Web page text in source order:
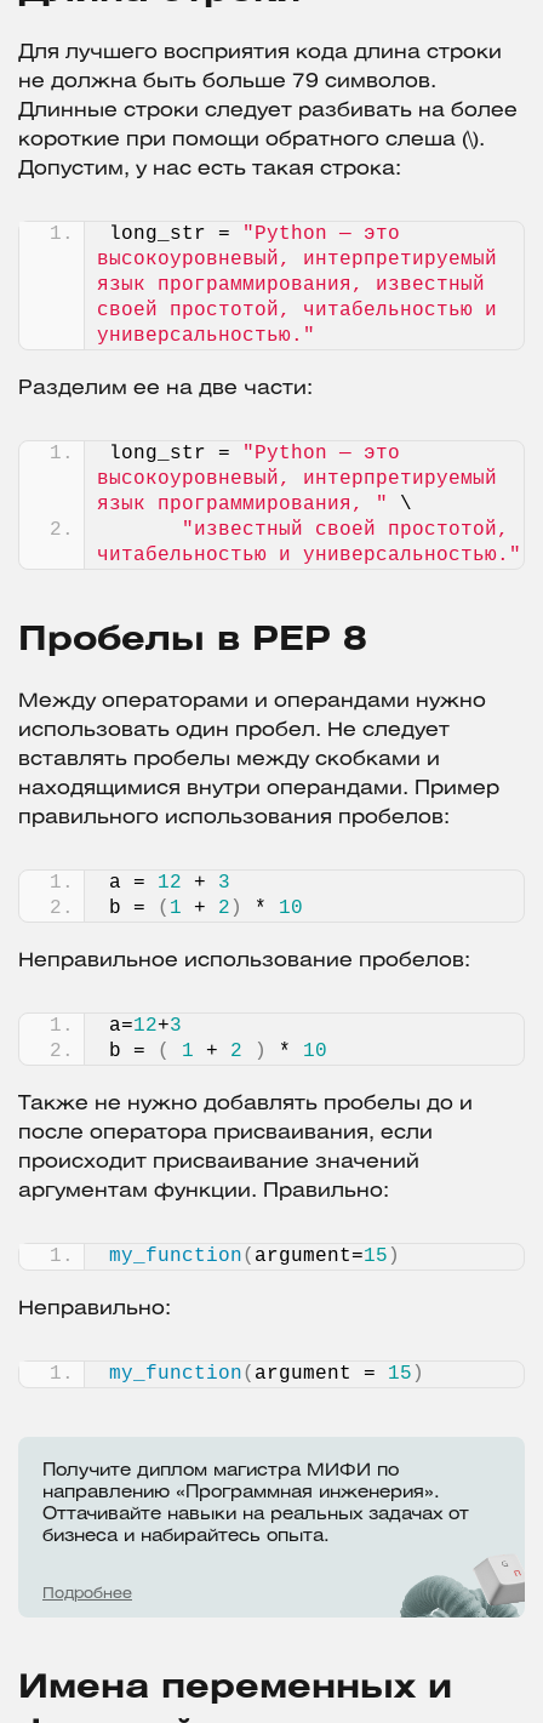
Для лучшего восприятия кода длина строки
не должна быть больше 79 символов.
Длинные строки следует разбивать на более
короткие при помощи обратного слеша (\).
Допустим, у нас есть такая строка:
long_str =
"Python — это
высокоуровневый, интерпретируемый
язык программирования, известный
своей простотой, читабельностью и
универсальностью."
Разделим ее на две части:
long_str =
"Python — это
высокоуровневый, интерпретируемый
язык программирования, "
\
"известный своей простотой,
читабельностью и универсальностью."
Пробелы в PEP 8
Между операторами и операндами нужно
использовать один пробел. Не следует
вставлять пробелы между скобками и
находящимися внутри операндами. Пример
правильного использования пробелов:
a = 12 + 3
b =
( 1 + 2 ) * 10
Неправильное использование пробелов:
a=12+3
b =
( 1 + 2 ) * 10
Также не нужно добавлять пробелы до и
после оператора присваивания, если
происходит присваивание значений
аргументам функции. Правильно:
my_function( argument=15 )
Неправильно:
my_function( argument = 15 )
Получите диплом магистра МИФИ по
направлению «Программная инженерия».
Оттачивайте навыки на реальных задачах от
бизнеса и набирайтесь опыта.
Подробнее
Имена переменных и